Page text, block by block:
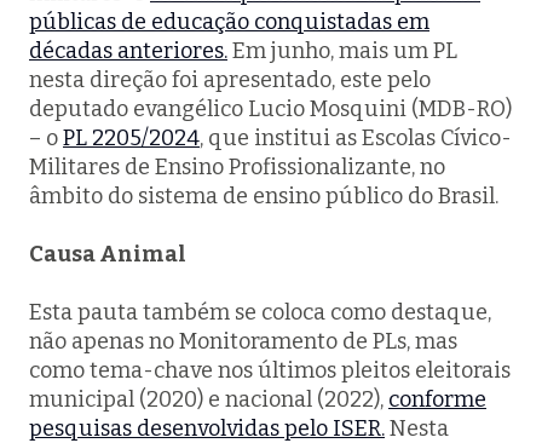
públicas de educação conquistadas em
décadas anteriores.Em junho, mais um PL
nesta direção foi apresentado, este pelo
deputado evangélico Lucio Mosquini (MDB-RO)
– oPL 2205/2024, que institui as Escolas Cívico-
Militares de Ensino Profissionalizante, no
âmbito do sistema de ensino público do Brasil.
Causa Animal
Esta pauta também se coloca como destaque,
não apenas no Monitoramento de PLs, mas
como tema-chave nos últimos pleitos eleitorais
municipal (2020) e nacional (2022), conforme
pesquisas desenvolvidas pelo ISER.Nesta